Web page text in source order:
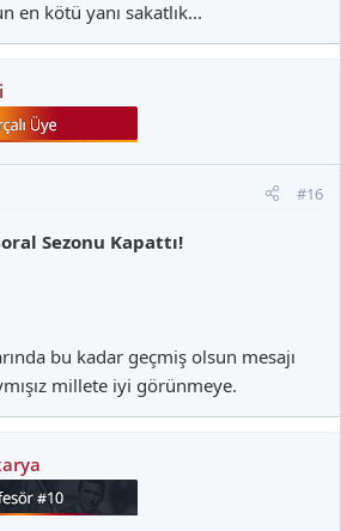
en kötü yanı sakatlık...
#16
Sezonu Kapattı!
bu kadar geçmiş olsun mesajı
millete iyi görünmeye.